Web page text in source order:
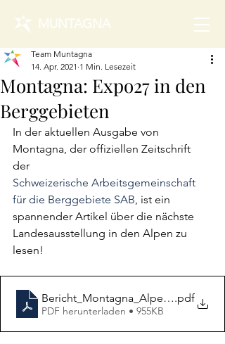
MUNTAGNA
Montagna: Expo27 in den
Berggebieten
Team Muntagna
14. Apr. 2021 1 Min. Lesezeit
In der aktuellen Ausgabe von
Montagna, der offiziellen Zeitschrift
der
Schweizerische Arbeitsgemeinschaft
für die Berggebiete SAB, ist ein
spannender Artikel über die nächste
Landesausstellung in den Alpen zu
lesen!
Bericht_Montagna_Alpenexpo
.pdf
PDF herunterladen • 955KB